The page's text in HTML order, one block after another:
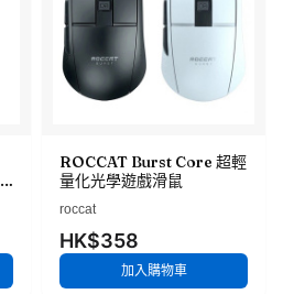
ROCCAT Burst Core 超輕
量化光學遊戲滑鼠
roccat
HK$358
加入購物車